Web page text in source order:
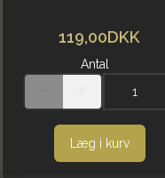
119,00DKK
Antal
Læg i kurv